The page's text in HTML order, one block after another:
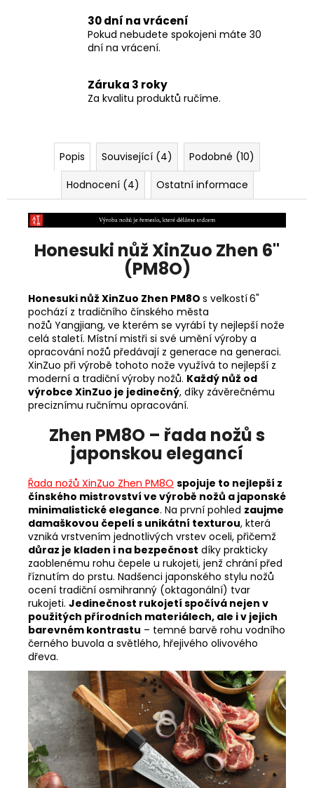
30 dní na vrácení
Pokud nebudete spokojeni máte 30
dní na vrácení.
Záruka 3 roky
Za kvalitu produktů ručíme.
Popis Související (4)
Podobné (10)
Hodnocení (4)
Ostatní informace
Honesuki nůž XinZuo Zhen 6"
(PM8O)
Honesuki nůž XinZuo Zhen PM8O s velkostí6"
pochází z tradičního čínského města
nožů Yangjiang, ve kterém se vyrábí ty nejlepší nože
celá staletí. Místní mistři si své umění výroby a
opracování nožů předávají z generace na generaci.
XinZuo při výrobě tohoto nože využívá to nejlepší z
moderní a tradiční výroby nožů. Každý nůž od
výrobce XinZuo je jedinečný, díky závěrečnému
preciznímu ručnímu opracování.
Zhen PM8O – řada nožů s
japonskou elegancí
Řada nožů XinZuo Zhen PM8O spojuje to nejlepší z
čínského mistrovství ve výrobě nožů a japonské
minimalistické elegance. Na první pohled zaujme
damaškovou čepelí s unikátní texturou, která
vzniká vrstvením jednotlivých vrstev oceli, přičemž
důraz je kladen i na bezpečnost díky prakticky
zaoblenému rohu čepele u rukojeti, jenž chrání před
říznutím do prstu. Nadšenci japonského stylu nožů
ocení tradiční osmihranný (oktagonální) tvar
rukojeti. Jedinečnost rukojetí spočívá nejen v
použitých přírodních materiálech, ale i v jejich
barevném kontrastu – temné barvě rohu vodního
černého buvola a světlého, hřejivého olivového
dřeva.